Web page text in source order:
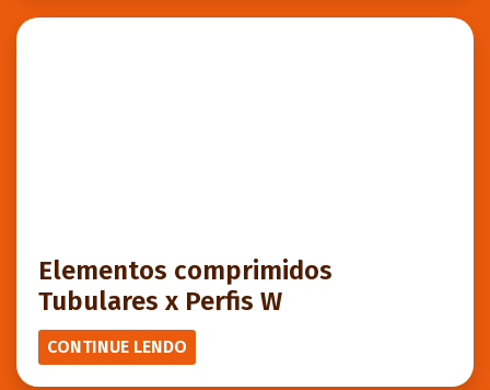
Elementos comprimidos
Tubulares x Perfis W
CONTINUE LENDO